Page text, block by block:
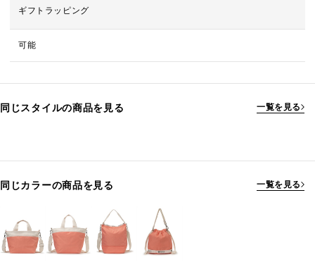
ギフトラッピング
可能
同じスタイルの商品を見る 一覧を見る
同じカラーの商品を見る 一覧を見る